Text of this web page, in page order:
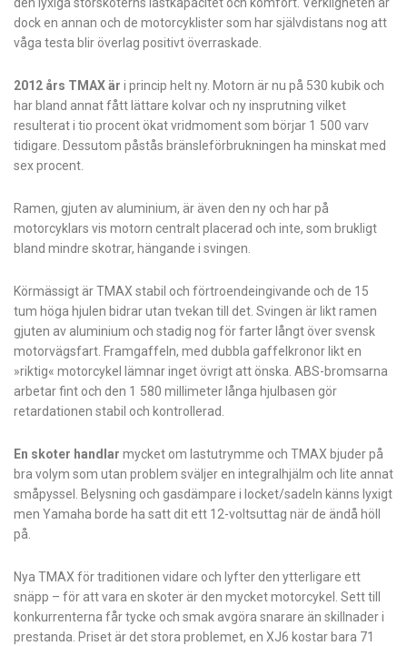
den lyxiga storskoterns lastkapacitet och komfort. Verkligheten är
dock en annan och de motorcyklister som har självdistans nog att
våga testa blir överlag positivt överraskade.
2012 års TMAX är i princip helt ny. Motorn är nu på 530 kubik och
har bland annat fått lättare kolvar och ny insprutning vilket
resulterat i tio procent ökat vridmoment som börjar 1 500 varv
tidigare. Dessutom påstås bränsleförbrukningen ha minskat med
sex procent.
Ramen, gjuten av aluminium, är även den ny och har på
motorcyklars vis motorn centralt placerad och inte, som brukligt
bland mindre skotrar, hängande i svingen.
Körmässigt är TMAX stabil och förtroendeingivande och de 15
tum höga hjulen bidrar utan tvekan till det. Svingen är likt ramen
gjuten av aluminium och stadig nog för farter långt över svensk
motorvägsfart. Framgaffeln, med dubbla gaffelkronor likt en
»riktig« motorcykel lämnar inget övrigt att önska. ABS-bromsarna
arbetar fint och den 1 580 millimeter långa hjulbasen gör
retardationen stabil och kontrollerad.
En skoter handlar mycket om lastutrymme och TMAX bjuder på
bra volym som utan problem sväljer en integralhjälm och lite annat
småpyssel. Belysning och gasdämpare i locket/sadeln känns lyxigt
men Yamaha borde ha satt dit ett 12-voltsuttag när de ändå höll
på.
Nya TMAX för traditionen vidare och lyfter den ytterligare ett
snäpp – för att vara en skoter är den mycket motorcykel. Sett till
konkurrenterna får tycke och smak avgöra snarare än skillnader i
prestanda. Priset är det stora problemet, en XJ6 kostar bara 71